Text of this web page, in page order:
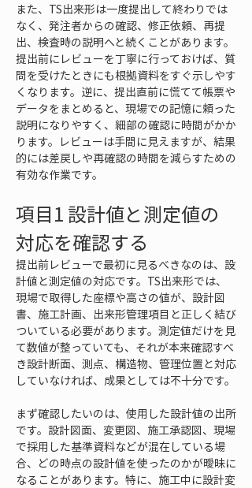
また、TS出来形は一度提出して終わりでは
なく、発注者からの確認、修正依頼、再提
出、検査時の説明へと続くことがあります。
提出前にレビューを丁寧に行っておけば、質
問を受けたときにも根拠資料をすぐ示しやす
くなります。逆に、提出直前に慌てて帳票や
データをまとめると、現場での記憶に頼った
説明になりやすく、細部の確認に時間がかか
ります。レビューは手間に見えますが、結果
的には差戻しや再確認の時間を減らすための
有効な作業です。
項目1 設計値と測定値の
対応を確認する
提出前レビューで最初に見るべきなのは、設
計値と測定値の対応です。TS出来形では、
現場で取得した座標や高さの値が、設計図
書、施工計画、出来形管理項目と正しく結び
ついている必要があります。測定値だけを見
て数値が整っていても、それが本来確認すべ
き設計断面、測点、構造物、管理位置と対応
していなければ、成果としては不十分です。
まず確認したいのは、使用した設計値の出所
です。設計図面、変更図、施工承認図、現場
で採用した基準資料などが混在している場
合、どの時点の設計値を使ったのかが曖昧に
なることがあります。特に、施工中に設計変